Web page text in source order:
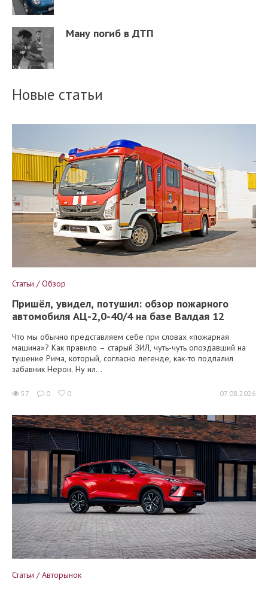
Ману погиб в ДТП
Новые статьи
Статьи / Обзор
Пришёл, увидел, потушил: обзор пожарного
автомобиля АЦ-2,0-40/4 на базе Валдая 12
Что мы обычно представляем себе при словах «пожарная
машина»? Как правило – старый ЗИЛ, чуть-чуть опоздавший на
тушение Рима, который, согласно легенде, как-то подпалил
забавник Нерон. Ну ил...
57 0 0 07.08.2026
Статьи / Авторынок